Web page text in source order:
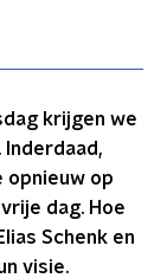
krijgen we
opnieuw op
dag. Hoe
Schenk en
visie.